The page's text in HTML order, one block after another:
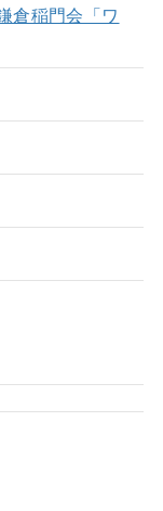
倉稲門会「ワ